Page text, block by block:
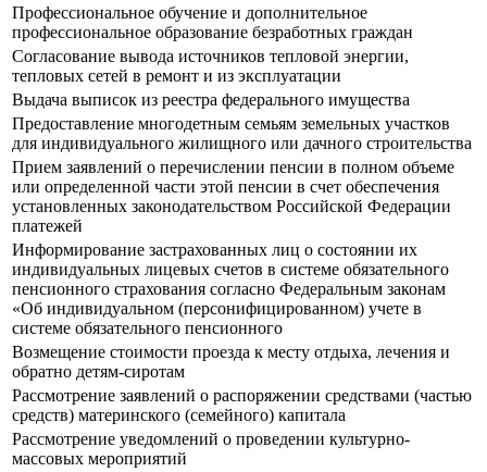
Профессиональное обучение и дополнительное
профессиональное образование безработных граждан
Согласование вывода источников тепловой энергии,
тепловых сетей в ремонт и из эксплуатации
Выдача выписок из реестра федерального имущества
Предоставление многодетным семьям земельных участков
для индивидуального жилищного или дачного строительства
Прием заявлений о перечислении пенсии в полном объеме
или определенной части этой пенсии в счет обеспечения
установленных законодательством Российской Федерации
платежей
Информирование застрахованных лиц о состоянии их
индивидуальных лицевых счетов в системе обязательного
пенсионного страхования согласно Федеральным законам
«Об индивидуальном (персонифицированном) учете в
системе обязательного пенсионного
Возмещение стоимости проезда к месту отдыха, лечения и
обратно детям-сиротам
Рассмотрение заявлений о распоряжении средствами (частью
средств) материнского (семейного) капитала
Рассмотрение уведомлений о проведении культурно-
массовых мероприятий